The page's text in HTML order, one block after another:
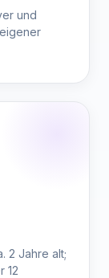
und
2 Jahre alt;
12